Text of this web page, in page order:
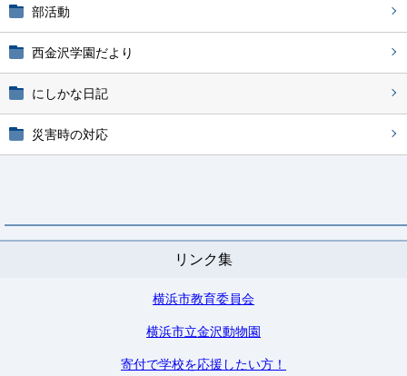
部活動
西金沢学園だより
にしかな日記
災害時の対応
リンク集
横浜市教育委員会
横浜市立金沢動物園
寄付で学校を応援したい方！